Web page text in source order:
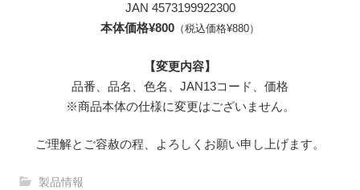
JAN 4573199922300
本体価格¥800 （税込価格¥880）
【変更内容】
品番、品名、色名、JAN13コード、価格
※商品本体の仕様に変更はございません。
ご理解とご容赦の程、よろしくお願い申し上げます。
製品情報